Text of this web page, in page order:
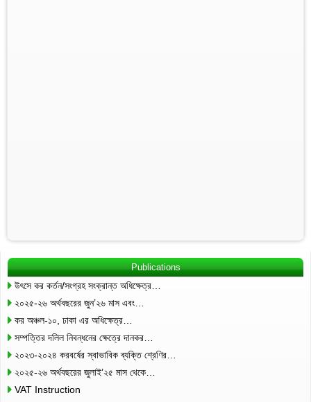
Publications
উৎসে কর কর্তন/সংগ্রহ সংক্রান্ত অধিক্ষেত্র…
২০২৫-২৬ অর্থবছরের জুন’২৬ মাস এবং…
কর অঞ্চল-১০, ঢাকা এর অধিক্ষেত্র…
সম্পত্তির দলিল নিবন্ধনের ক্ষেত্রে দানকর…
২০২৩-২০২৪ করবর্ষের স্বাভাবিক ব্যক্তি শ্রেণির…
২০২৫-২৬ অর্থবছরের জুলাই’২৫ মাস থেকে…
VAT Instruction